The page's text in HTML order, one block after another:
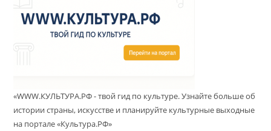
«WWW.КУЛЬТУРА.РФ - твой гид по культуре. Узнайте больше об
истории страны, искусстве и планируйте культурные выходные
на портале «Культура.РФ»